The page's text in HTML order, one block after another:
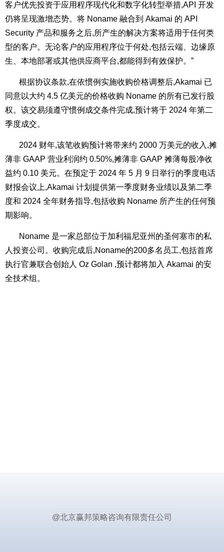
客户优先投资于应用程序现代化和数字化转型举措,API 开发
仍将呈现激增态势。将 Noname 融合到 Akamai 的 API
Security 产品和服务之后,所产生的解决方案将适用于任何类
型的客户。无论客户的应用程序位于何处,包括云端、边缘原
生、本地部署或其他供应商平台,都能得到有效保护。”
根据协议条款,在依惯例实施收购价格调整后,Akamai 已
同意以大约 4.5 亿美元的价格收购 Noname 的所有已发行股
权。该交易须遵守惯例成交条件完成,预计将于 2024 年第二
季度成交。
2024 财年,该笔收购预计将带来约 2000 万美元的收入,摊
薄非 GAAP 营业利润约 0.50%,摊薄非 GAAP 摊薄每股净收
益约 0.10 美元。在预定于 2024 年 5 月 9 日 举行的季度电话
财报会议上,Akamai 计划提供第一季度财务业绩以及第二季
度和 2024 全年财务指导,包括收购 Noname 所产生的任何预
期影响。
Noname 是一家总部位于加利福尼亚州的圣何塞市的私
人投资公司。收购完成后,Noname的200多名员工,包括首席
执行官兼联合创始人 Oz Golan ,预计都将加入 Akamai 的安
全技术组。
@北京赢邦策略咨询有限责任公司